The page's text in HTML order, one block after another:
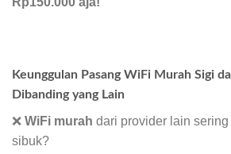
Keunggulan Pasang WiFi Murah Sigi
Dibanding yang Lain
❌ WiFi murah dari provider lain
sibuk?